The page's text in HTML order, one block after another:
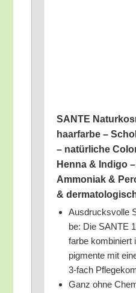
SANTE
haar­far­be –
– natür­li­che
Hen­na & Indi­go
Ammo­ni­ak &
&
Aus­drucks­vol­le
be: Die SANTE
far­be
pig­men­te mit
3‑fach
Ganz ohne